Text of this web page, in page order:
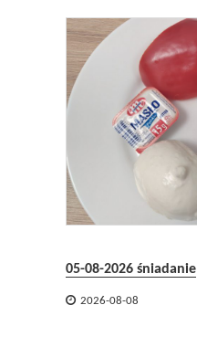
05-08-2026 śniadanie
 2026-08-08